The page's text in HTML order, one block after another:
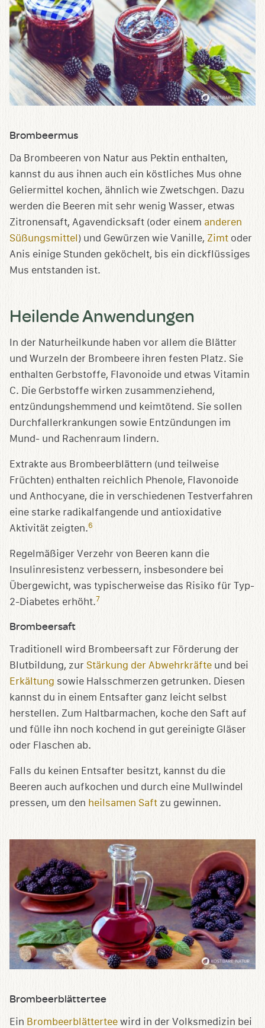
Brombeermus
Da Brombeeren von Natur aus Pektin enthalten,
kannst du aus ihnen auch ein köstliches Mus ohne
Geliermittel kochen, ähnlich wie Zwetschgen. Dazu
werden die Beeren mit sehr wenig Wasser, etwas
Zitronensaft, Agavendicksaft (oder einem anderen
Süßungsmittel ) und Gewürzen wie Vanille, Zimt oder
Anis einige Stunden geköchelt, bis ein dickflüssiges
Mus entstanden ist.
Heilende Anwendungen
In der Naturheilkunde haben vor allem die Blätter
und Wurzeln der Brombeere ihren festen Platz. Sie
enthalten Gerbstoffe, Flavonoide und etwas Vitamin
C. Die Gerbstoffe wirken zusammenziehend,
entzündungshemmend und keimtötend. Sie sollen
Durchfallerkrankungen sowie Entzündungen im
Mund- und Rachenraum lindern.
Extrakte aus Brombeerblättern (und teilweise
Früchten) enthalten reichlich Phenole, Flavonoide
und Anthocyane, die in verschiedenen Testverfahren
eine starke radikalfangende und antioxidative
Aktivität zeigten.6
Regelmäßiger Verzehr von Beeren kann die
Insulinresistenz verbessern, insbesondere bei
Übergewicht, was typischerweise das Risiko für Typ-
2-Diabetes erhöht.7
Brombeersaft
Traditionell wird Brombeersaft zur Förderung der
Blutbildung, zur Stärkung der Abwehrkräfte und bei
Erkältung sowie Halsschmerzen getrunken. Diesen
kannst du in einem Entsafter ganz leicht selbst
herstellen. Zum Haltbarmachen, koche den Saft auf
und fülle ihn noch kochend in gut gereinigte Gläser
oder Flaschen ab.
Falls du keinen Entsafter besitzt, kannst du die
Beeren auch aufkochen und durch eine Mullwindel
pressen, um den heilsamen Saft zu gewinnen.
Brombeerblättertee
Ein Brombeerblättertee wird in der Volksmedizin bei